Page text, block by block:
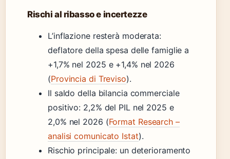
Rischi al ribasso e incertezze
L’inflazione resterà moderata:
deflatore della spesa delle famiglie a
+1,7% nel 2025 e +1,4% nel 2026
(Provincia di Treviso).
Il saldo della bilancia commerciale
positivo: 2,2% del PIL nel 2025 e
2,0% nel 2026 (Format Research –
analisi comunicato Istat).
Rischio principale: un deterioramento